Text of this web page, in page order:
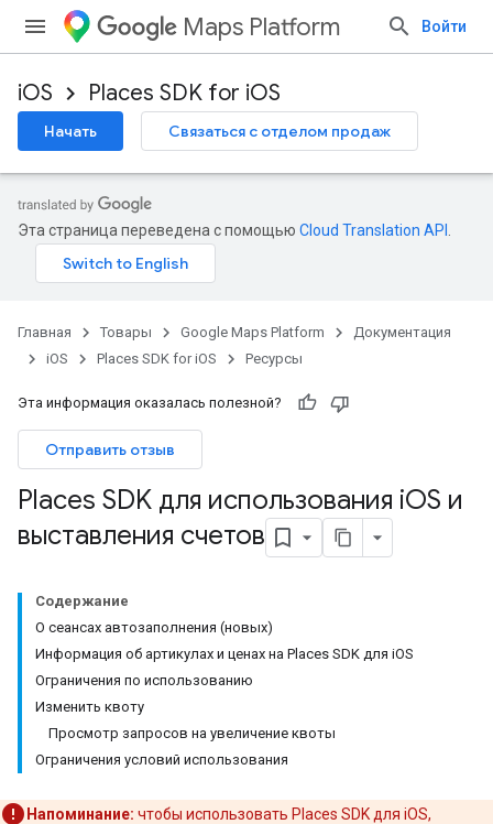
Maps Platform Войти
iOS Places SDK for iOS
Начать Связаться с отделом продаж
Эта страница переведена с помощью Cloud Translation API
Главная Товары Google Maps Platform
Документация
iOS
Places SDK for iOS Ресурсы
Эта информация оказалась полезной?
Отправить отзыв
Places SDK для использования iOS и
выставления счетов
Содержание
О сеансах автозаполнения (новых)
Информация об артикулах и ценах на Places SDK для iOS
Ограничения по использованию
Изменить квоту
Просмотр запросов на увеличение квоты
Ограничения условий использования
Напоминание: чтобы использовать Places SDK для iOS,